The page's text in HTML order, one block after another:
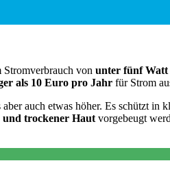
von unter fünf Watt
als 10 Euro pro Jahr für Strom
auch etwas höher. Es schützt in
und trockener Hautvorgebeugt